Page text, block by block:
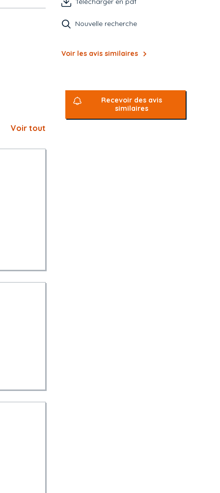
Nouvelle recherche
Voir les avis similaires
Voir tout
Recevoir des avis
similaires